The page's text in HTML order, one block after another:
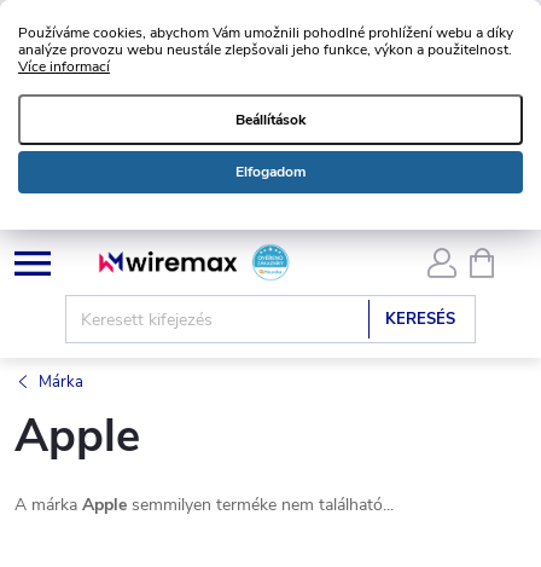
Používáme cookies, abychom Vám umožnili pohodlné prohlížení webu a díky
analýze provozu webu neustále zlepšovali jeho funkce, výkon a použitelnost.
Více informací
Beállítások
Elfogadom
Ugrás
KERESÉS
Márka
Apple
A márka Apple semmilyen terméke nem található...